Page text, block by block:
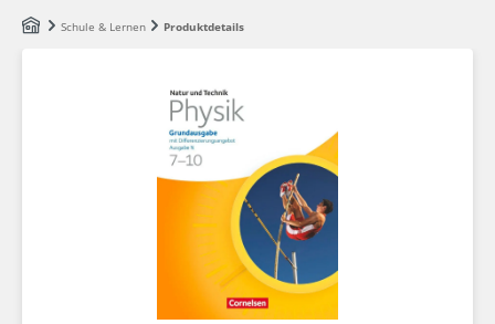
Zum Hauptinhalt springen
Schule & Lernen Produktdetails